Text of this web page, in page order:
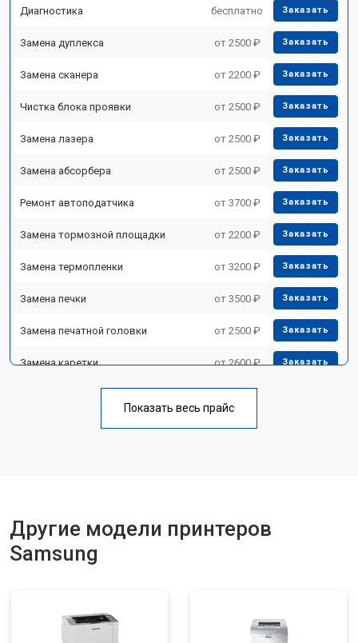
Диагностика бесплатно Заказать
Замена дуплекса от 2500 ₽ Заказать
Замена сканера от 2200 ₽ Заказать
Чистка блока проявки от 2500 ₽ Заказать
Замена лазера от 2500 ₽ Заказать
Замена абсорбера от 2500 ₽ Заказать
Ремонт автоподатчика от 3700 ₽ Заказать
Замена тормозной площадки от 2200 ₽ Заказать
Замена термопленки от 3200 ₽ Заказать
Замена печки от 3500 ₽ Заказать
Замена печатной головки от 2500 ₽ Заказать
Замена каретки от 2600 ₽ Заказать
Замена блока питания от 2300 ₽
Показать весь прайс
Другие модели принтеров
Samsung